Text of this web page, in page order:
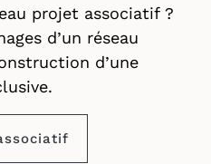
projet associatif ?
d’un réseau
d’une